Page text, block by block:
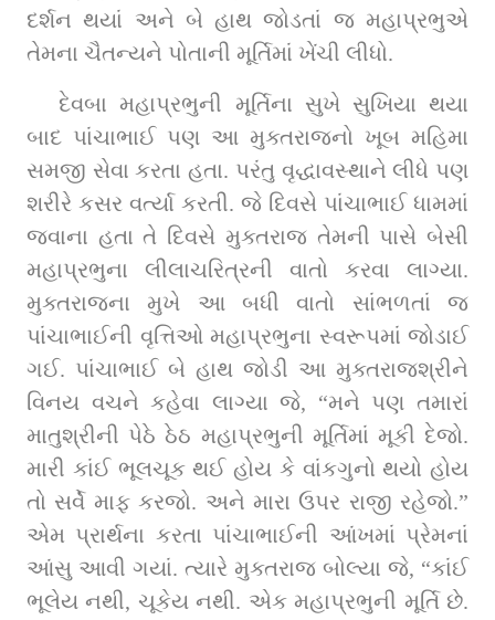
દર્શન થયાં અને બે હાથ જોડતાં જ મહાપ્રભુએ
તેમના ચૈતન્યને પોતાની મૂર્તિમાં ખેંચી લીધો.
દેવબા મહાપ્રભુની મૂર્તિના સુખે સુખિયા થયા
બાદ પાંચાભાઈ પણ આ મુક્તરાજનો ખૂબ મહિમા
સમજી સેવા કરતા હતા. પરંતુ વૃદ્ધાવસ્થાને લીધે પણ
શરીરે કસર વર્ત્યા કરતી. જે દિવસે પાંચાભાઈ ધામમાં
જવાના હતા તે દિવસે મુક્તરાજ તેમની પાસે બેસી
મહાપ્રભુના લીલાચરિત્રની વાતો કરવા લાગ્યા.
મુક્તરાજના મુખે આ બધી વાતો સાંભળતાં જ
પાંચાભાઈની વૃત્તિઓ મહાપ્રભુના સ્વરૂપમાં જોડાઈ
ગઈ. પાંચાભાઈ બે હાથ જોડી આ મુક્તરાજશ્રીને
વિનય વચને કહેવા લાગ્યા જે, “મને પણ તમારાં
માતુશ્રીની પેઠે ઠેઠ મહાપ્રભુની મૂર્તિમાં મૂકી દેજો.
મારી કાંઈ ભૂલચૂક થઈ હોય કે વાંકગુનો થયો હોય
તો સર્વે માફ કરજો. અને મારા ઉપર રાજી રહેજો.”
એમ પ્રાર્થના કરતા પાંચાભાઈની આંખમાં પ્રેમનાં
આંસુ આવી ગયાં. ત્યારે મુક્તરાજ બોલ્યા જે, “કાંઈ
ભૂલેય નથી, ચૂકેય નથી. એક મહાપ્રભુની મૂર્તિ છે.